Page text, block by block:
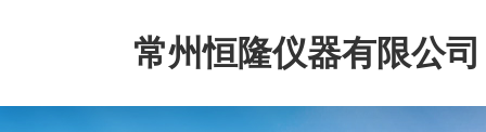
常州恒隆仪器有限公司